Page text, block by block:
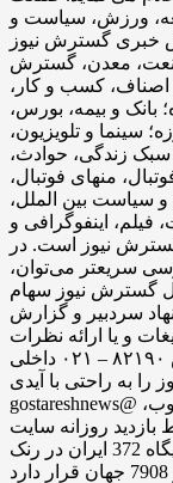
ورزش، سیاست و
خبری گسترش نیوز
معدن، گسترش
اصناف، کسب و کار،
بانک و بیمه، بورس،
سینما و تلویزیون،
سبک زندگی، حوادث،
منهای فوتبال،
سیاست بین الملل،
اینفوگرافی و
گسترش نیوز است. در
سریعتر می‌توان،
گسترش نیوز سهام
سردبیر و گزارش
و یا ارائه نظرات
درباره گسترش نیوز می‌توان از شماره تماس ۸۲۱۹۰ – ۰۲۱ داخلی
را به راحتی با آیدی
gostareshnews@ در شبکه‌های اجتماعی مانند آپارات، یوتیوب،
بازدید روزانه سایت
گسترش نیوز 120 هزار مخاطب بوده و در جایگاه 372 ایران در رنک